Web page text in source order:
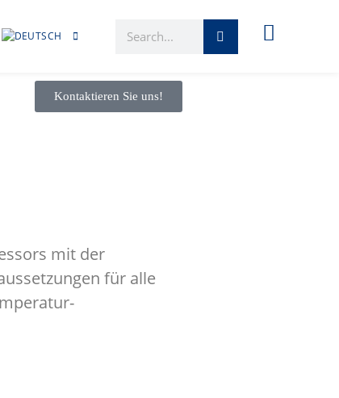
Kontaktieren Sie uns!
mit der
für alle